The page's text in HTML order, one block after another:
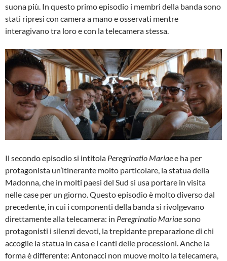
suona più. In questo primo episodio i membri della banda sono
stati ripresi con camera a mano e osservati mentre
interagivano tra loro e con la telecamera stessa.
Il secondo episodio si intitola Peregrinatio Mariaee ha per
protagonista un’itinerante molto particolare, la statua della
Madonna, che in molti paesi del Sud si usa portare in visita
nelle case per un giorno. Questo episodio è molto diverso dal
precedente, in cui i componenti della banda si rivolgevano
direttamente alla telecamera: in Peregrinatio Mariaesono
protagonisti i silenzi devoti, la trepidante preparazione di chi
accoglie la statua in casa e i canti delle processioni. Anche la
forma è differente: Antonacci non muove molto la telecamera,